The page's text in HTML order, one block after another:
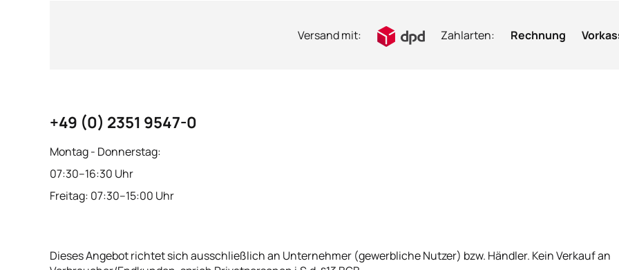
Versand mit: Zahlarten: Rechnung
+49 (0) 2351 9547-0
Montag - Donnerstag:
07:30–16:30 Uhr
Freitag: 07:30–15:00 Uhr
Dieses Angebot richtet sich ausschließlich an Unternehmer (gewerbliche Nutzer) bzw. Händler. Kein Verkauf an